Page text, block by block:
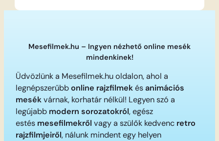
Mesefilmek.hu – Ingyen nézhető online mesék
mindenkinek!
Üdvözlünk a Mesefilmek.hu oldalon, ahol a
legnépszerűbbonline rajzfilmekésanimációs
mesékvárnak, korhatár nélkül! Legyen szó a
legújabb modern sorozatokról, egész
estés mesefilmekről vagy a szülők kedvenc retro
rajzfilmjeiről, nálunk mindent egy helyen